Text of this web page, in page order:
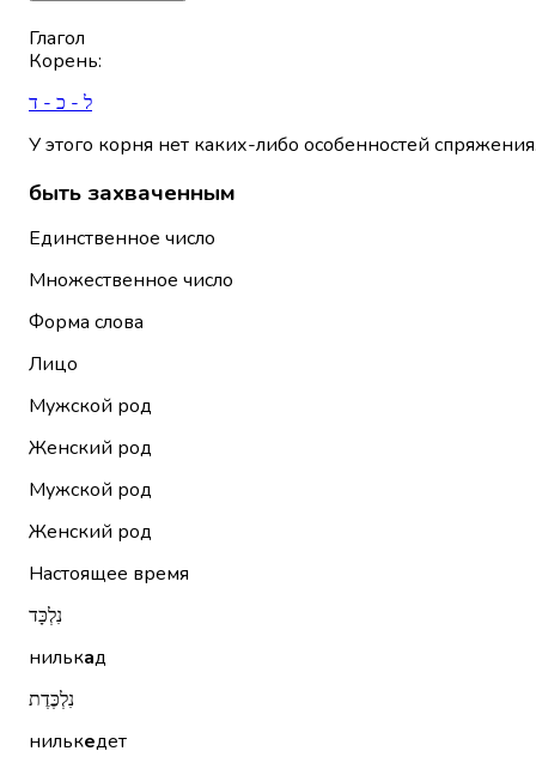
Глагол
Корень:
ל - כ - ד
У этого корня нет каких-либо особенностей
быть захваченным
Единственное число
Множественное число
Форма слова
Лицо
Мужской род
Женский род
Мужской род
Женский род
Настоящее время
נִלְכָּד
нилькад
נִלְכֶּדֶת
нилькедет